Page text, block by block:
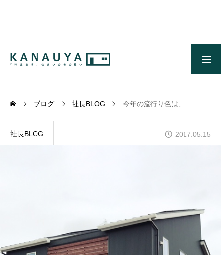
施工事例
GALLERY
かなう家が設計施工した住まいの写真
ブログ 社長BLOG 今年の流行り色は、
社長BLOG 2017.05.15